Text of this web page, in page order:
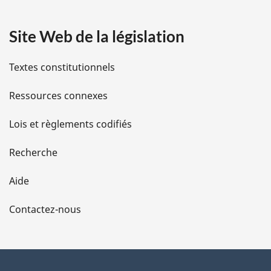
i
l
s
d
e
l
a
Site Web de la législation
Textes constitutionnels
Ressources connexes
Lois et règlements codifiés
Recherche
Aide
Contactez-nous